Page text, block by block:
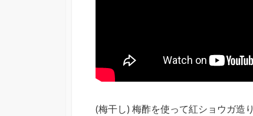
(梅干し) 梅酢を使って紅ショウガ造り